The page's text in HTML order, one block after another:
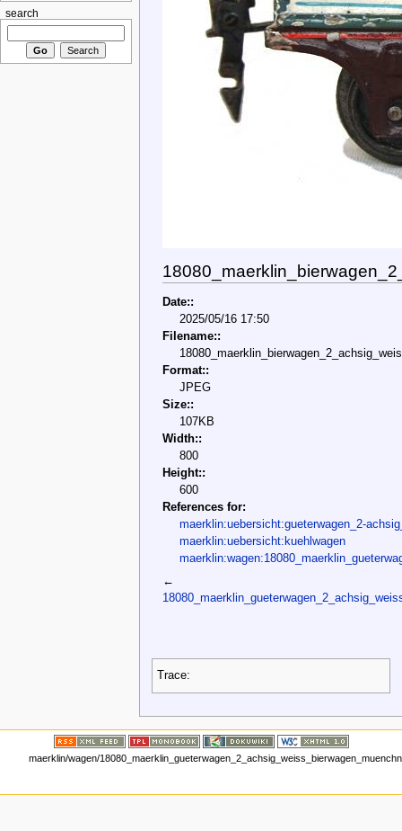
Date::
2025/05/16 17:50
Filename::
Format::
JPEG
Size::
107KB
Width::
800
Height::
600
References for:
maerklin:uebersicht:gueterwagen_2-
maerklin:uebersicht:kuehlwagen
←
Trace:
search
maerklin/wagen/